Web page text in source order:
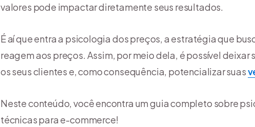
valores pode impactar diretamente seus resultados.
É aí que entra a psicologia dos preços, a estratégia que
reagem aos preços. Assim, por meio dela, é possível
os seus clientes e, como consequência, potencializar suas
Neste conteúdo, você encontra um guia completo sobre
técnicas para e-commerce!